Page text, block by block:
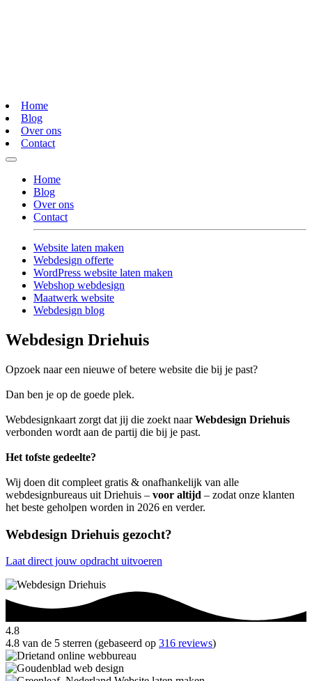
Home
Blog
Over ons
Contact
Home
Blog
Over ons
Contact
Website laten maken
Webdesign offerte
WordPress website laten maken
Webshop webdesign
Maatwerk website
Webdesign blog
Webdesign Driehuis
Opzoek naar een nieuwe of betere website die bij je past?
Dan ben je op de goede plek.
Webdesignkaart zorgt dat jij die zoekt naarWebdesign Driehuis
verbonden wordt aan de partij die bij je past.
Het tofste gedeelte?
Wij doen dit compleet gratis & onafhankelijk van alle
webdesignbureaus uit Driehuis – voor altijd – zodat onze klanten
het beste geholpen worden in 2026 en verder.
Webdesign Driehuis gezocht?
Laat direct jouw opdracht uitvoeren
4.8
4.8 van de 5 sterren (gebaseerd op 316 reviews)